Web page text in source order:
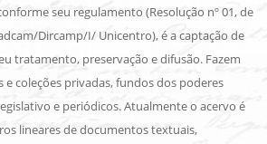
seu regulamento (Resolução nº 01, de
Dircamp/I/ Unicentro), é a captação de
tratamento, preservação e difusão. Fazem
coleções privadas, fundos dos poderes
e periódicos. Atualmente o acervo é
lineares de documentos textuais,